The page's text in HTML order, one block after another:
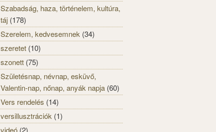
Szabadság, haza, történelem, kultúra,
táj (178)
Szerelem, kedvesemnek (34)
szeretet (10)
szonett (75)
Születésnap, névnap, esküvő,
Valentin-nap, nőnap, anyák napja (60)
Vers rendelés (14)
versillusztrációk (1)
videó (2)